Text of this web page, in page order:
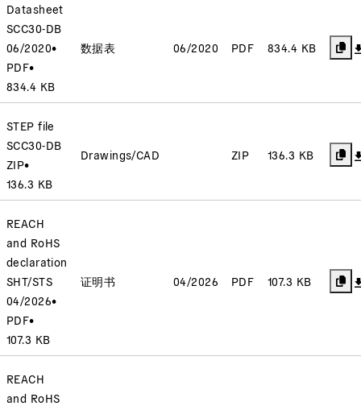
Datasheet
SCC30-DB
06/2020•
PDF•
834.4 KB
数据表 06/2020 PDF 834.4 KB
STEP file
SCC30-DB
ZIP•
136.3 KB
Drawings/CAD ZIP 136.3 KB
REACH
and RoHS
declaration
SHT/STS
04/2026•
PDF•
107.3 KB
证明书 04/2026 PDF 107.3 KB
REACH
and RoHS